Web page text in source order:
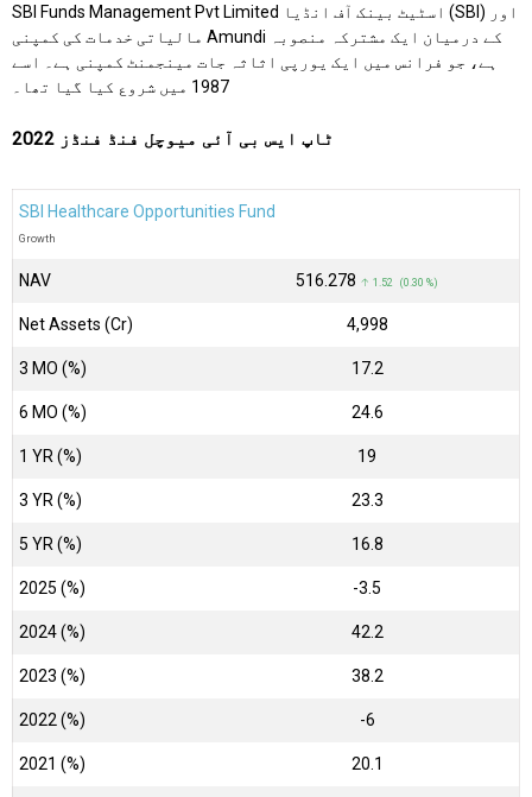
SBI Funds Management Pvt Limited اسٹیٹ بینک آف انڈیا (SBI) اور
مالیاتی خدمات کی کمپنی Amundi کے درمیان ایک مشترکہ منصوبہ
ہے، جو فرانس میں ایک یورپی اثاثہ جات مینجمنٹ کمپنی ہے۔ اسے
1987 میں شروع کیا گیا تھا۔
ٹاپ ایس بی آئی میوچل فنڈ فنڈز 2022
SBI Healthcare Opportunities Fund
Growth
NAV ₹516.278 ↑ 1.52 (0.30 %)
Net Assets (Cr) ₹4,998
3 MO (%) 17.2
6 MO (%) 24.6
1 YR (%) 19
3 YR (%) 23.3
5 YR (%) 16.8
2025 (%) -3.5
2024 (%) 42.2
2023 (%) 38.2
2022 (%) -6
2021 (%) 20.1